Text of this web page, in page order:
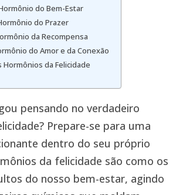
do Bem-Estar
do Prazer
da Recompensa
do Amor e da Conexão
Hormônios da Felicidade
pensando no verdadeiro
Prepare-se para uma
dentro do seu próprio
da felicidade são como os
do nosso bem-estar, agindo